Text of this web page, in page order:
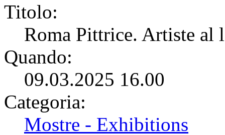
Titolo:
Roma Pittrice. Artiste
Quando:
09.03.2025 16.00
Categoria:
Mostre - Exhibitions